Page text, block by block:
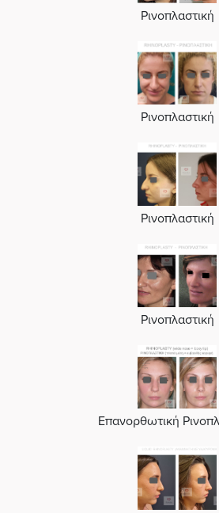
Ρινοπλαστική
Ρινοπλαστική
Ρινοπλαστική
Ρινοπλαστική
Επανορθωτική